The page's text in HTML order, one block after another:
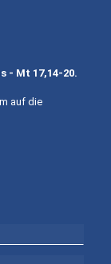
- Mt 17,14-20.
auf die